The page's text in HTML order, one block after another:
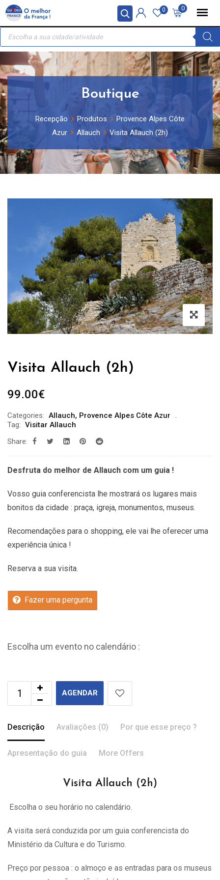
Painel de Gerenciamento de Cookies
Skip
content
0
0
Recherche
produits
Boutique
Recepção Produtos
Provence Alpes Côte
Azur
Allauch Visita Allauch (2h)
Visita Allauch (2h)
99.00€
Categories: Allauch, Provence Alpes Côte Azur
Tag: Visitar Allauch
Share:
Desfruta do melhor de Allauch com um guia !
Vosso guia conferencista lhe mostrará os lugares mais
bonitos da cidade : praça, igreja, monumentos, museus.
Recomendações para o shopping, ele vai lhe oferecer uma
experiência única !
Reserva a sua visita.
Fazer uma pergunta
Escolha um evento no calendário :
AGENDAR
Descrição Avaliações (0) Por que esse preço ?
Apresentação do guia More Offers
Visita Allauch (2h)
Escolha o seu horário no calendário.
A visita será conduzida por um guia conferencista do
Ministério da Cultura e do Turismo.
Preço por pessoa : o almoço e as entradas para os museus